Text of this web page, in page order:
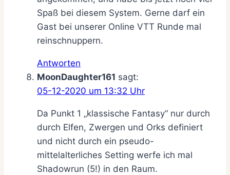
Spaß bei diesem System. Gerne darf ein
Gast bei unserer Online VTT Runde mal
reinschnuppern.
Antworten
MoonDaughter161 sagt:
05-12-2020 um 13:32 Uhr
Da Punkt 1 „klassische Fantasy“ nur durch
durch Elfen, Zwergen und Orks definiert
und nicht durch ein pseudo-
mittelalterliches Setting werfe ich mal
Shadowrun (5!) in den Raum.